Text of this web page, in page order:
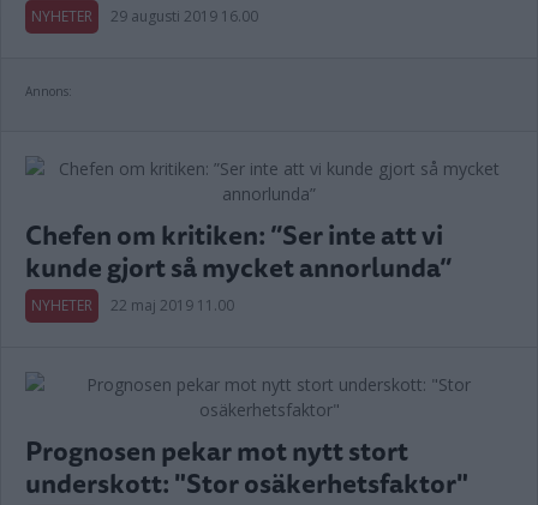
NYHETER 29 augusti 2019 16.00
Annons:
Chefen om kritiken: ”Ser inte att vi
kunde gjort så mycket annorlunda”
NYHETER 22 maj 2019 11.00
Prognosen pekar mot nytt stort
underskott: "Stor osäkerhetsfaktor"